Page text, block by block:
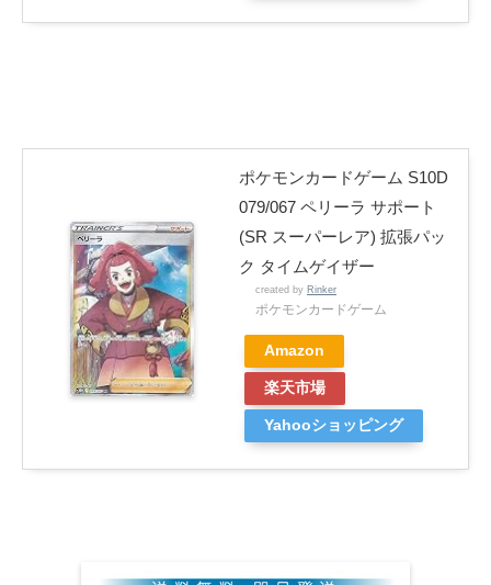
ポケモンカードゲーム S10D
079/067 ペリーラ サポート
(SR スーパーレア) 拡張パッ
ク タイムゲイザー
created by Rinker
ポケモンカードゲーム
Amazon
楽天市場
Yahooショッピング